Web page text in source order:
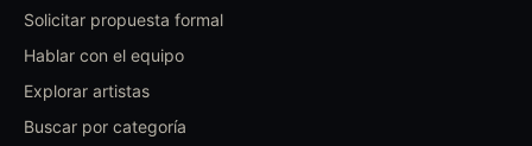
Solicitar propuesta formal
Hablar con el equipo
Explorar artistas
Buscar por categoría